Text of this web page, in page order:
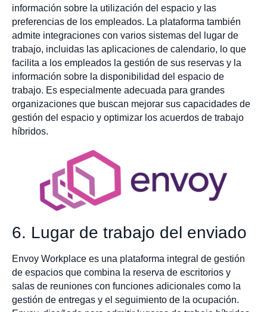
información sobre la utilización del espacio y las
preferencias de los empleados. La plataforma también
admite integraciones con varios sistemas del lugar de
trabajo, incluidas las aplicaciones de calendario, lo que
facilita a los empleados la gestión de sus reservas y la
información sobre la disponibilidad del espacio de
trabajo. Es especialmente adecuada para grandes
organizaciones que buscan mejorar sus capacidades de
gestión del espacio y optimizar los acuerdos de trabajo
híbridos.
6. Lugar de trabajo del enviado
Envoy Workplace es una plataforma integral de gestión
de espacios que combina la reserva de escritorios y
salas de reuniones con funciones adicionales como la
gestión de entregas y el seguimiento de la ocupación.